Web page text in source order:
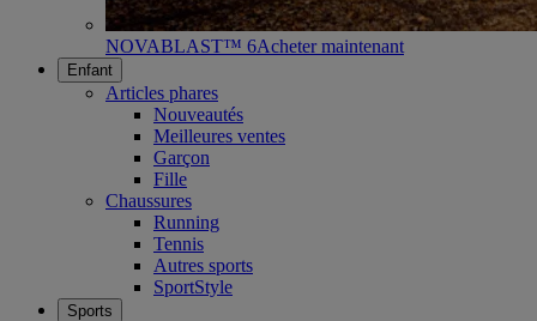
NOVABLAST™ 6Acheter maintenant
Enfant
Articles phares
Nouveautés
Meilleures ventes
Garçon
Fille
Chaussures
Running
Tennis
Autres sports
SportStyle
Sports